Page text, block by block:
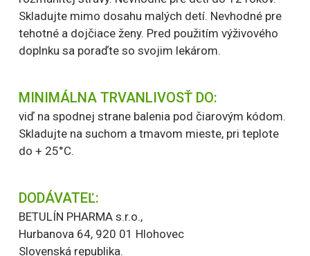
Skladujte mimo dosahu malých detí. Nevhodné pre
tehotné a dojčiace ženy. Pred použitím výživového
doplnku sa poraďte so svojim lekárom.
MINIMÁLNA TRVANLIVOSŤ DO:
viď na spodnej strane balenia pod čiarovým kódom.
Skladujte na suchom a tmavom mieste, pri teplote
do + 25°C.
DODÁVATEĽ:
BETULÍN PHARMA s.r.o.,
Hurbanova 64, 920 01 Hlohovec
Slovenská republika.